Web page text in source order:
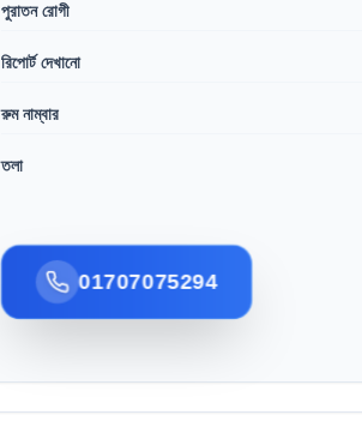
পুরাতন রোগী
রিপোর্ট দেখানো
রুম নাম্বার
তলা
01707075294